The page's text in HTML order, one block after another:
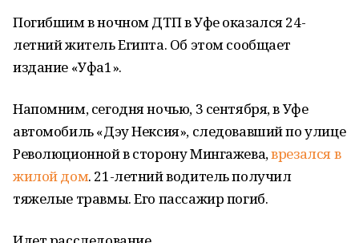
Погибшим в ночном ДТП в Уфе оказался 24-
летний житель Египта. Об этом сообщает
издание «Уфа1».
Напомним, сегодня ночью, 3 сентября, в Уфе
автомобиль «Дэу Нексия», следовавший по улице
Революционной в сторону Мингажева,врезался в
жилой дом. 21-летний водитель получил
тяжелые травмы. Его пассажир погиб.